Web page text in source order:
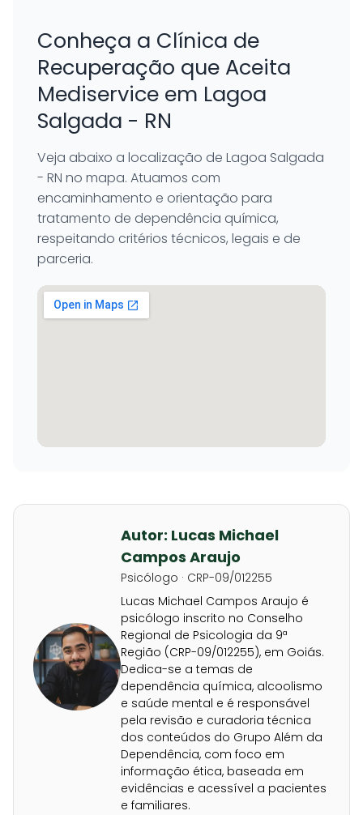
Conheça a Clínica de
Recuperação que Aceita
Mediservice em Lagoa
Salgada - RN
Veja abaixo a localização de Lagoa Salgada
- RN no mapa. Atuamos com
encaminhamento e orientação para
tratamento de dependência química,
respeitando critérios técnicos, legais e de
parceria.
Autor: Lucas Michael
Campos Araujo
Psicólogo · CRP-09/012255
Lucas Michael Campos Araujo é
psicólogo inscrito no Conselho
Regional de Psicologia da 9ª
Região (CRP-09/012255), em Goiás.
Dedica-se a temas de
dependência química, alcoolismo
e saúde mental e é responsável
pela revisão e curadoria técnica
dos conteúdos do Grupo Além da
Dependência, com foco em
informação ética, baseada em
evidências e acessível a pacientes
e familiares.